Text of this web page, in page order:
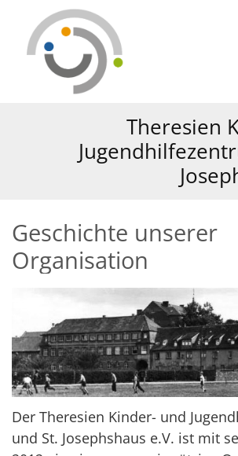
Zum Inhalt springen
Theresien
Geschichte unserer
Organisation
Der Theresien Kinder- und
und St. Josephshaus e.V. ist mit